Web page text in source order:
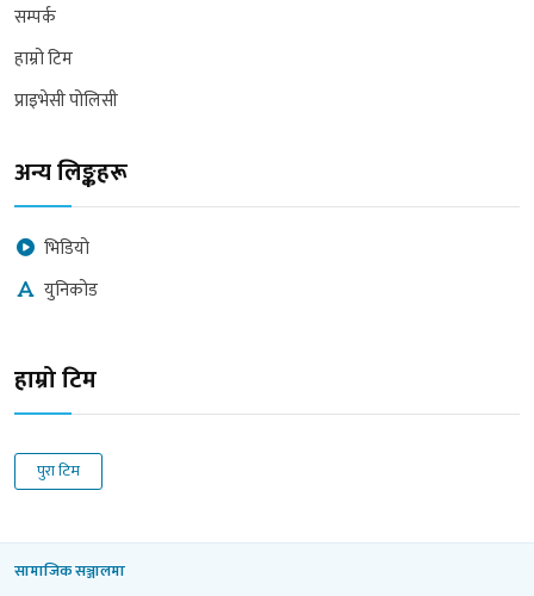
सम्पर्क
हाम्रो टिम
प्राइभेसी पोलिसी
अन्य लिङ्कहरू
भिडियो
युनिकोड
हाम्रो टिम
पुरा टिम
सामाजिक सञ्जालमा